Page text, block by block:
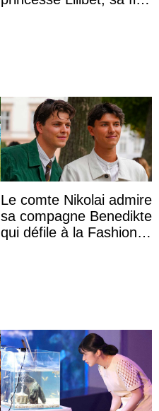
Le comte Nikolai admire
sa compagne Benedikte
qui défile à la Fashion